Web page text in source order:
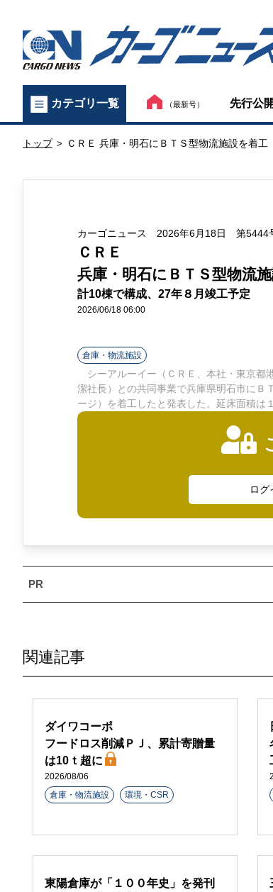
カ
ー
ゴ
ニ
カテゴリ一覧 （最新号） 先行公
トップ > ＣＲＥ 兵庫・明石にＢＴＳ型物流施設を着工
カーゴニュース 2026年6月18日 第5444
ＣＲＥ
兵庫・明石にＢＴＳ型物流
計10棟で構成、27年８月竣工予定
2026/06/18 06:00
倉庫・物流施設
シーアルーイー（ＣＲＥ、本社・東京都
潔社長）との共同事業で兵庫県明石市にＢ
ージ）を着工したと発表した。延床面積は
ログ
関連記事
ダイワコーポ
フードロス削減ＰＪ、累計寄贈量
は10ｔ超に
2026/08/06
倉庫・物流施設
環境・CSR
東陽倉庫が「１００年史」を発刊